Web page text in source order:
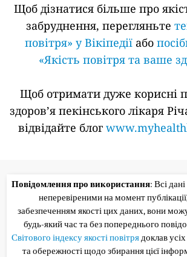
Щоб дізнатися більше про
забруднення, перегляньте
повітря» у Вікіпедіїабо
«Якість повітря та ваше
Щоб отримати дуже корисні
здоров’я пекінського лікаря
відвідайте блог
Повідомлення про використання: Всі
неперевіреними на момент публікації,
забезпеченням якості цих даних, вони
будь-який час та без попереднього
Світового індексу якості повітрядоклав
та обережності щодо збирання цієї